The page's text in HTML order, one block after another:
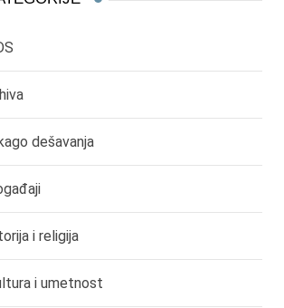
dešavanja
i religija
i umetnost